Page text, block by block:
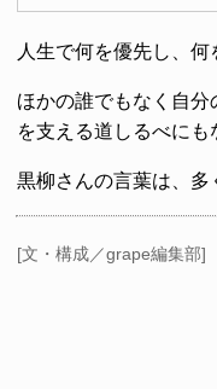
人生で何を優先し、何
ほかの誰でもなく自
を支える道しるべにも
黒柳さんの言葉は、多
[文・構成／grape編集部]